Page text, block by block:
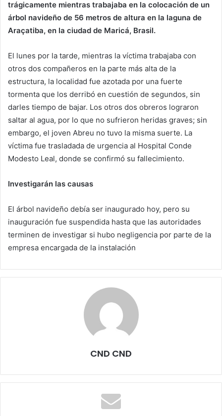
trágicamente mientras trabajaba en la colocación de un
árbol navideño de 56 metros de altura en la laguna de
Araçatiba, en la ciudad de Maricá, Brasil.
El lunes por la tarde, mientras la víctima trabajaba con
otros dos compañeros en la parte más alta de la
estructura, la localidad fue azotada por una fuerte
tormenta que los derribó en cuestión de segundos, sin
darles tiempo de bajar. Los otros dos obreros lograron
saltar al agua, por lo que no sufrieron heridas graves; sin
embargo, el joven Abreu no tuvo la misma suerte. La
víctima fue trasladada de urgencia al Hospital Conde
Modesto Leal, donde se confirmó su fallecimiento.
Investigarán las causas
El árbol navideño debía ser inaugurado hoy, pero su
inauguración fue suspendida hasta que las autoridades
terminen de investigar si hubo negligencia por parte de la
empresa encargada de la instalación
CND CND